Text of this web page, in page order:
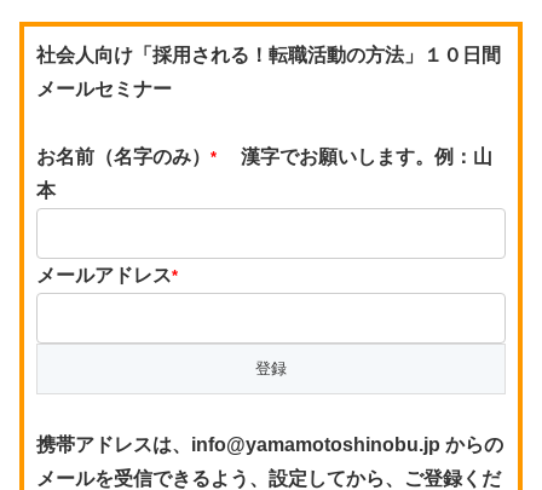
社会人向け「採用される！転職活動の方法」１０日間
メールセミナー
お名前（名字のみ） *
漢字でお願いします。例：山
本
メールアドレス*
携帯アドレスは、info@yamamotoshinobu.jp からの
メールを受信できるよう、設定してから、ご登録くだ